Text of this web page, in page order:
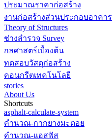
ประมาณราคาก่อสร้าง
งานก่อสร้างส่วนประกอบอาคาร
Theory of Structures
ช่างสำรวจ Survey
กลศาสตร์เบื้องต้น
ทดสอบวัสดุก่อสร้าง
คอนกรีตเทคโนโลยี
stories
About Us
Shortcuts
asphalt-calculate-system
คำนวณ-กากยางมะตอย
คำนวณ-แอสฟัส